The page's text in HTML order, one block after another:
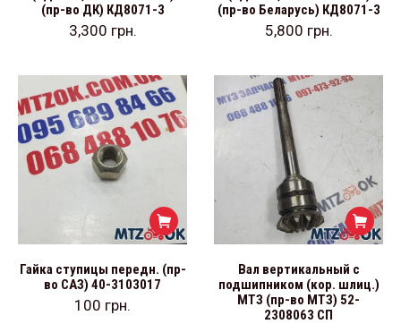
(пр-во ДК) КД8071-3
3,300 грн.
(пр-во Беларусь) КД8071-3
5,800 грн.
Гайка ступицы передн. (пр-
во САЗ) 40-3103017
100 грн.
Вал вертикальный с
подшипником (кор. шлиц.)
МТЗ (пр-во МТЗ) 52-
2308063 СП